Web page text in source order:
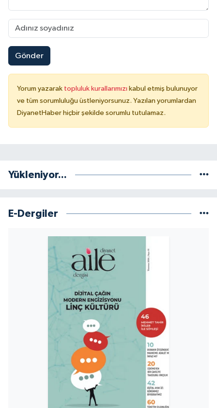
Gönder
Yorum yazarak topluluk kurallarımızı kabul etmiş bulunuyor
ve tüm sorumluluğu üstleniyorsunuz. Yazılan yorumlardan
DiyanetHaber hiçbir şekilde sorumlu tutulamaz.
Yükleniyor...
E-Dergiler
Kars Müftülüğü
Kastamonu Müftülüğü
Kayseri Müftülüğü
Kilis Müftülüğü
Kocaeli Müftülüğü
Konya Müftülüğü
Kütahya Müftülüğü
Malatya Müftülüğü
Manisa Müftülüğü
Mardin Müftülüğü
Mersin Müftülüğü
Muğla Müftülüğü